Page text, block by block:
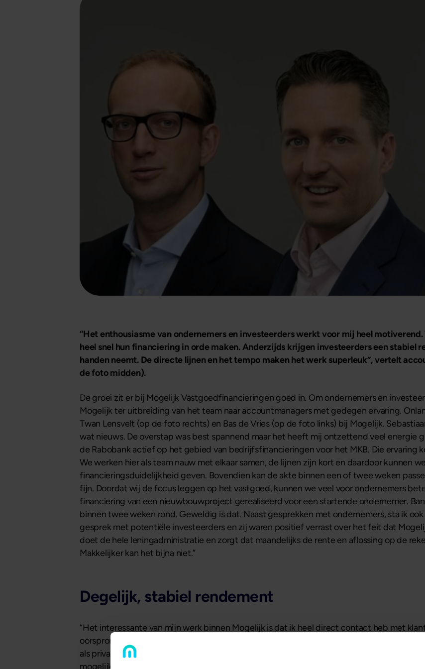
“Het enthousiasme van ondernemers en investeerders werkt voor mij heel
heel snel hun financiering in orde maken. Anderzijds krijgen investeerders een
handen neemt. De directe lijnen en het tempo maken het werk superleuk”, vertelt
de foto midden).
De groei zit er bij Mogelijk Vastgoedfinancieringen goed in. Om ondernemers en
Mogelijk ter uitbreiding van het team naar accountmanagers met gedegen ervaring.
Twan Lensvelt (op de foto rechts) en Bas de Vries (op de foto links) bij Mogelijk.
wat nieuws. De overstap was best spannend maar het heeft mij ontzettend veel energie
de Rabobank actief op het gebied van bedrijfsfinancieringen voor het MKB. Die ervaring
We werken hier als team nauw met elkaar samen, de lijnen zijn kort en daardoor kunnen
financieringsduidelijkheid geven. Bovendien kan de akte binnen een of twee weken
fijn. Doordat wij de focus leggen op het vastgoed, kunnen we veel voor ondernemers
financiering van een nieuwbouwproject gerealiseerd voor een startende ondernemer.
binnen twee weken rond. Geweldig is dat. Naast gesprekken met ondernemers, sta ik
gesprek met potentiële investeerders en zij waren positief verrast over het feit dat
doet de hele leningadministratie en zorgt dat maandelijks de rente en aflossing op de
Makkelijker kan het bijna niet.”
Degelijk, stabiel rendement
“Het interessante van mijn werk binnen Mogelijk is dat ik heel direct contact heb met
oorsprong ben ik jurist maar na mijn studie ging ik vrijwel direct in de bancaire sector
als private banker bij Van Lanschot Bankiers. Ik snap hoe investeerders denken en waar
mogelijkheden voor investeerders beperkt. Obligaties leveren nauwelijks iets op en